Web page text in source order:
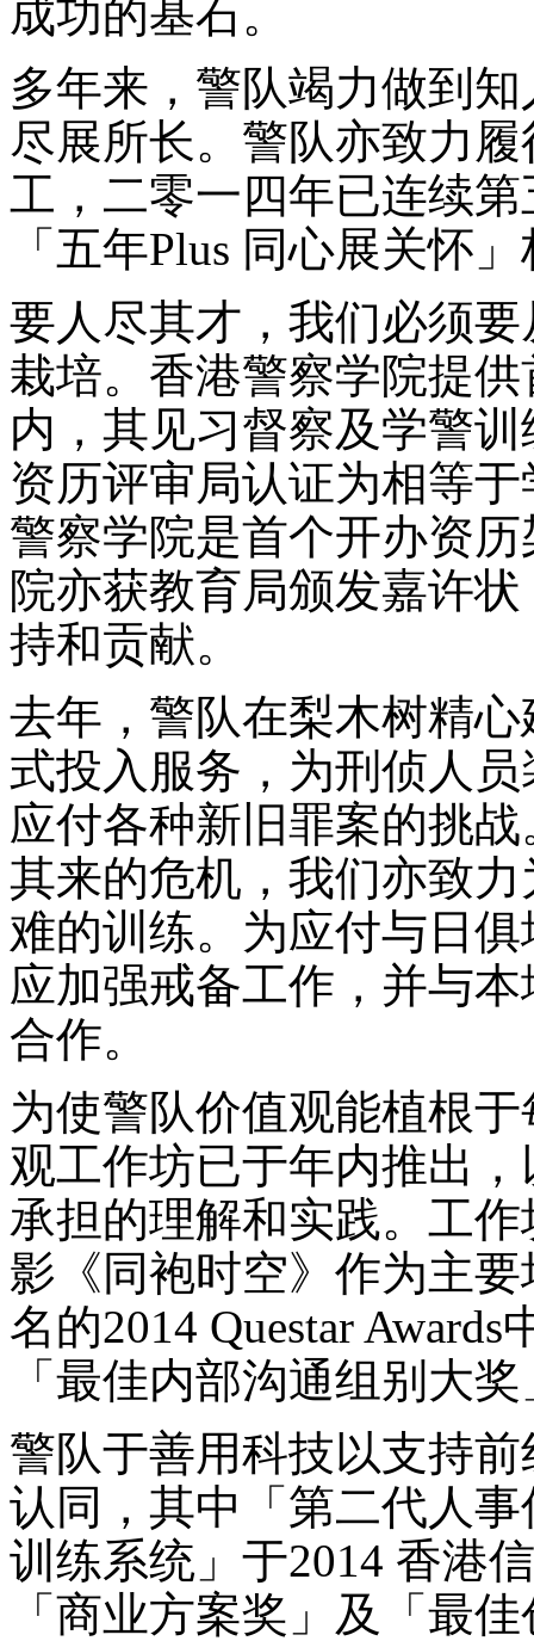
成功的基石。
多年来，警队竭力做到
尽展所长。警队亦致力
工，二零一四年已连续
「五年Plus 同心展关怀
要人尽其才，我们必须
栽培。香港警察学院提
内，其见习督察及学警
资历评审局认证为相等
警察学院是首个开办资
院亦获教育局颁发嘉许
持和贡献。
去年，警队在梨木树精
式投入服务，为刑侦人
应付各种新旧罪案的挑
其来的危机，我们亦致
难的训练。为应付与日
应加强戒备工作，并与
合作。
为使警队价值观能植根
观工作坊已于年内推出
承担的理解和实践。工
影《同袍时空》作为主
名的2014 Questar
「最佳内部沟通组别大
警队于善用科技以支持
认同，其中「第二代人
训练系统」于2014 香港
「商业方案奖」及「最